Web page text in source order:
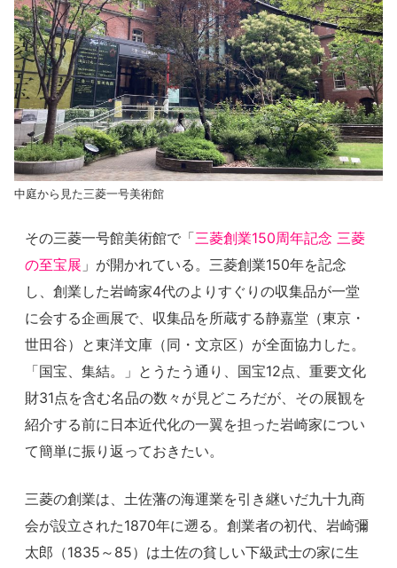
中庭から見た三菱一号美術館
その三菱一号館美術館で「三菱創業150周年記念 三菱
の至宝展 」が開かれている。三菱創業150年を記念
し、創業した岩崎家4代のよりすぐりの収集品が一堂
に会する企画展で、収集品を所蔵する静嘉堂（東京・
世田谷）と東洋文庫（同・文京区）が全面協力した。
「国宝、集結。」とうたう通り、国宝12点、重要文化
財31点を含む名品の数々が見どころだが、その展観を
紹介する前に日本近代化の一翼を担った岩崎家につい
て簡単に振り返っておきたい。
三菱の創業は、土佐藩の海運業を引き継いだ九十九商
会が設立された1870年に遡る。創業者の初代、岩崎彌
太郎（1835～85）は土佐の貧しい下級武士の家に生